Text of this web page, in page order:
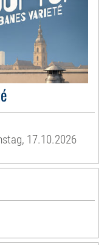
17.10.2026